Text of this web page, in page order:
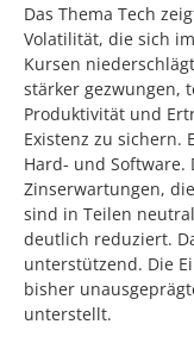
Das Thema Tech
Volatilität, die sich
Kursen
stärker gezwungen,
Produktivität und
Existenz zu sichern.
Hard- und Software.
Zinserwartungen,
sind in Teilen
deutlich reduziert.
unterstützend. Die
bisher
unterstellt.